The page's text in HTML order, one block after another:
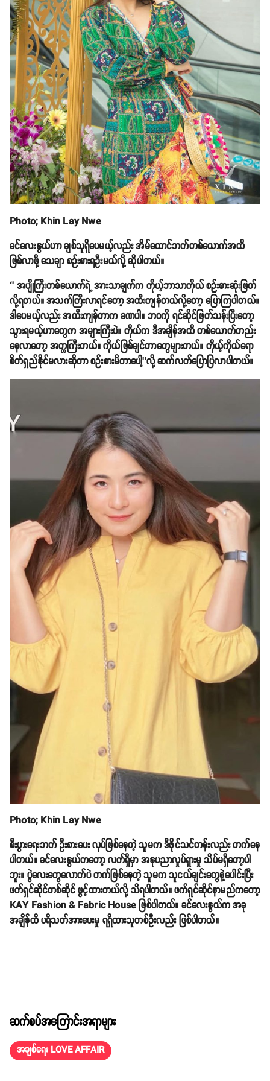
Photo; Khin Lay Nwe
ခင်လေးနွယ်ဟာ ချစ်သူရှိပေမယ့်လည်း အိမ်ထောင်ဘက်တစ်ယောက်အထိ
ဖြစ်လာဖို့ သေချာ စဉ်းစားရဦးမယ်လို့ ဆိုပါတယ်။
‘’ အပျိုကြီးတစ်ယောက်ရဲ့ အားသာချက်က ကိုယ့်ဘာသာကိုယ် စဉ်းစားဆုံးဖြတ်
လို့ရတယ်။ အသက်ကြီးလာရင်တော့ အထီးကျန်တယ်လို့တော့ ပြောကြပါတယ်။
ဒါပေမယ့်လည်း အထီးကျန်တာက ခဏပါ။ ဘဝကို ရင်ဆိုင်ဖြတ်သန်းပြီးတော့
သွားရမယ့်ဟာတွေက အများကြီးပဲ။ ကိုယ်က ဒီအချိန်အထိ တစ်ယောက်တည်း
နေလာတော့ အတ္တကြီးတယ်။ ကိုယ်ဖြစ်ချင်တာတွေများတယ်။ ကိုယ့်ကိုယ်ရော
စိတ်ရှည်နိုင်မလားဆိုတာ စဉ်းစားမိတာပေါ့’’လို့ ဆက်လက်ပြောပြလာပါတယ်။
Photo; Khin Lay Nwe
စီးပွားရေးဘက် ဦးစားပေး လုပ်ဖြစ်နေတဲ့ သူမက ဒီဇိုင်သင်တန်းလည်း တက်နေ
ပါတယ်။ ခင်လေးနွယ်ကတော့ လက်ရှိမှာ အနုပညာလှုပ်ရှားမှု သိပ်မရှိတော့ပါ
ဘူး။ ပွဲလေးတွေလောက်ပဲ တက်ဖြစ်နေတဲ့ သူမက သူငယ်ချင်းတွေနဲ့ပေါင်းပြီး
ဖက်ရှင်ဆိုင်တစ်ဆိုင် ဖွင့်ထားတယ်လို့ သိရပါတယ်။ ဖက်ရှင်ဆိုင်နာမည်ကတော့
KAY Fashion & Fabric House ဖြစ်ပါတယ်။ ခင်လေးနွယ်က အခု
အချိန်ထိ ပရိသတ်အားပေးမှု ရရှိထားသူတစ်ဦးလည်း ဖြစ်ပါတယ်။
ဆက်စပ်အကြောင်းအရာများ
အချစ်ရေး LOVE AFFAIR